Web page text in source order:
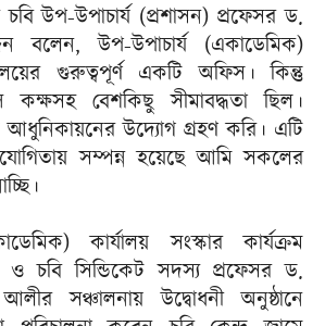
উপ-উপাচার্য (প্রশাসন) প্রফেসর ড.
বলেন, উপ-উপাচার্য (একাডেমিক)
গুরুত্বপূর্ণ একটি অফিস। কিন্তু
কক্ষসহ বেশকিছু সীমাবদ্ধতা ছিল।
উদ্যােগ গ্রহণ করি। এটি
সম্পন্ন হয়েছে আমি সকলের
কার্যালয় সংস্কার কার্যক্রম
চবি সিন্ডিকেট সদস্য প্রফেসর ড.
সঞ্চালনায় উদ্বোধনী অনুষ্ঠানে